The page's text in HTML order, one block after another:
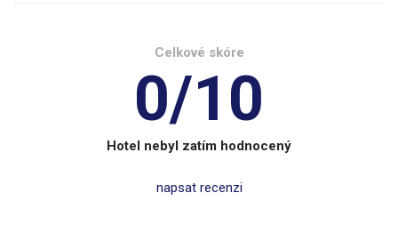
Celkové skóre
0/10
Hotel nebyl zatím hodnocený
napsat recenzi